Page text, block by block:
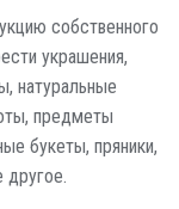
собственного
украшения,
натуральные
предметы
букеты, пряники,
другое.